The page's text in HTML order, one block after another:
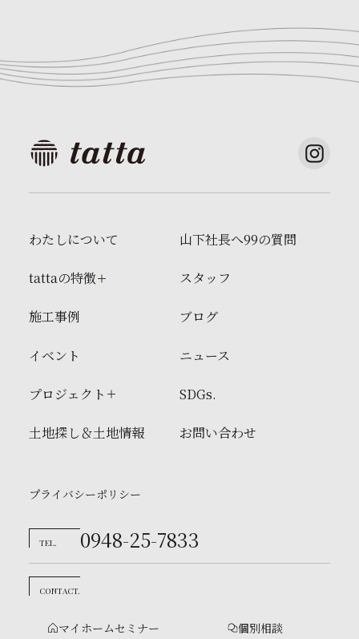
わたしについて
tattaの特徴
施工事例
イベント
プロジェクト
土地探し＆土地情報
山下社長へ99の質問
スタッフ
ブログ
ニュース
SDGs.
お問い合わせ
プライバシーポリシー
TEL. 0948-25-7833
CONTACT.
マイホームセミナー 個別相談